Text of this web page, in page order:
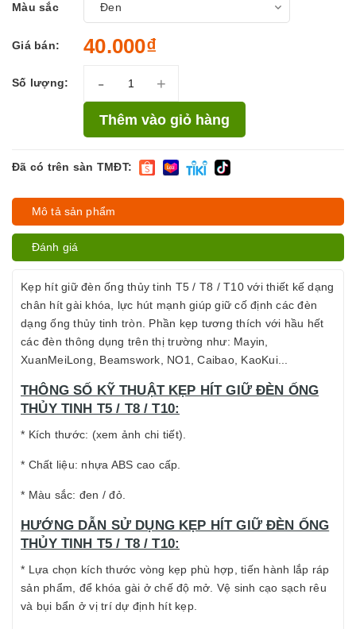
Màu sắc
Giá bán: 40.000₫
Số lượng: - +
Thêm vào giỏ hàng
Đã có trên sàn TMĐT:
Mô tả sản phẩm
Đánh giá
Kẹp hít giữ đèn ống thủy tinh T5 / T8 / T10 với thiết kế dạng
chân hít gài khóa, lực hút mạnh giúp giữ cố định các đèn
dạng ống thủy tinh tròn. Phần kẹp tương thích với hầu hết
các đèn thông dụng trên thị trường như: Mayin,
XuanMeiLong, Beamswork, NO1, Caibao, KaoKui...
THÔNG SỐ KỸ THUẬT KẸP HÍT GIỮ ĐÈN ỐNG
THỦY TINH T5 / T8 / T10:
* Kích thước: (xem ảnh chi tiết).
* Chất liệu: nhựa ABS cao cấp.
* Màu sắc: đen / đỏ.
HƯỚNG DẪN SỬ DỤNG KẸP HÍT GIỮ ĐÈN ỐNG
THỦY TINH T5 / T8 / T10:
* Lựa chọn kích thước vòng kẹp phù hợp, tiến hành lắp ráp
sản phẩm, để khóa gài ở chế độ mở. Vệ sinh cạo sạch rêu
và bụi bẩn ở vị trí dự định hít kẹp.